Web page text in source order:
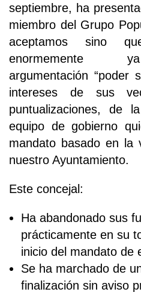
septiembre, ha
miembro del Grupo
aceptamos sino
argumentación “poder
intereses de sus
puntualizaciones, de
equipo de gobierno
mandato basado en la
nuestro Ayuntamiento.
Este concejal:
Ha abandonado sus
prácticamente en su
inicio del mandato de
Se ha marchado de
finalización sin aviso